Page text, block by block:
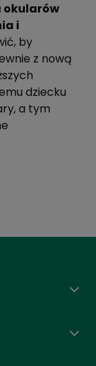
okularów
i
by
z nową
dziecku
a tym